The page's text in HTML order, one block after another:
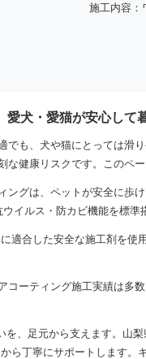
施工内容：
愛犬・愛猫が安心して
でも、犬や猫にとっては滑
な健康リスクです。このペ
ングは、ペットが安全に歩
ウイルス・防カビ機能を標準
合した安全な施工剤を使
コーティング施工実績は多
を、足元から支えます。山
ら丁寧にサポートします。